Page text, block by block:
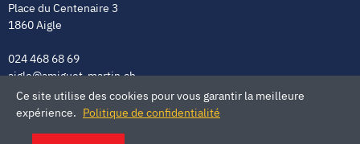
Place du Centenaire 3
1860 Aigle
024 468 68 69
aigle@amiguet-martin.ch
Lundi - Vendredi 8h00 - 12h00 | 13h30 - 18h30
Ce site utilise des cookies pour vous garantir la meilleure
expérience. Politique de confidentialité